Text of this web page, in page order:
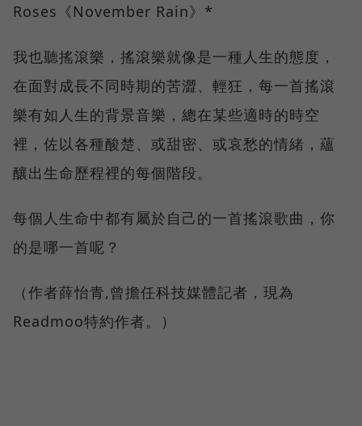
Roses《November Rain》*
我也聽搖滾樂，搖滾樂就像是一種人生的態度，
在面對成長不同時期的苦澀、輕狂，每一首搖滾
樂有如人生的背景音樂，總在某些適時的時空
裡，佐以各種酸楚、或甜密、或哀愁的情緒，蘊
釀出生命歷程裡的每個階段。
每個人生命中都有屬於自己的一首搖滾歌曲，你
的是哪一首呢？
（作者薛怡青,曾擔任科技媒體記者，現為
Readmoo特約作者。）